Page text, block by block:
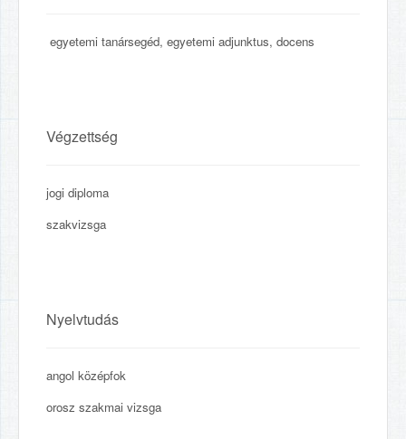
egyetemi tanársegéd, egyetemi adjunktus, docens
Végzettség
jogi diploma
szakvizsga
Nyelvtudás
angol középfok
orosz szakmai vizsga